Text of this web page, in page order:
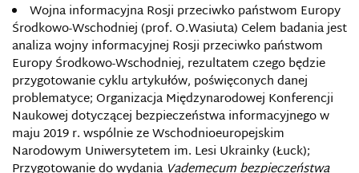
Wojna informacyjna Rosji przeciwko państwom Europy
Środkowo-Wschodniej (prof. O.Wasiuta) Celem badania jest
analiza wojny informacyjnej Rosji przeciwko państwom
Europy Środkowo-Wschodniej, rezultatem czego będzie
przygotowanie cyklu artykułów, poświęconych danej
problematyce; Organizacja Międzynarodowej Konferencji
Naukowej dotyczącej bezpieczeństwa informacyjnego w
maju 2019 r. wspólnie ze Wschodnioeuropejskim
Narodowym Uniwersytetem im. Lesi Ukrainky (Łuck);